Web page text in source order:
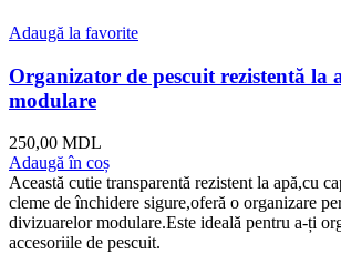
Adaugă la favorite
Organizator de pescuit rezistentă la
modulare
250,00 MDL
Adaugă în coș
Această cutie transparentă rezistent la apă,cu
cleme de închidere sigure,oferă o organizare
divizuarelor modulare.Este ideală pentru a-ți
accesoriile de pescuit.